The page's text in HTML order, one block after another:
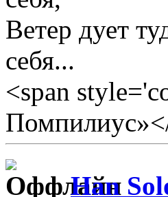
Ветер дует
себя...
<span
Han